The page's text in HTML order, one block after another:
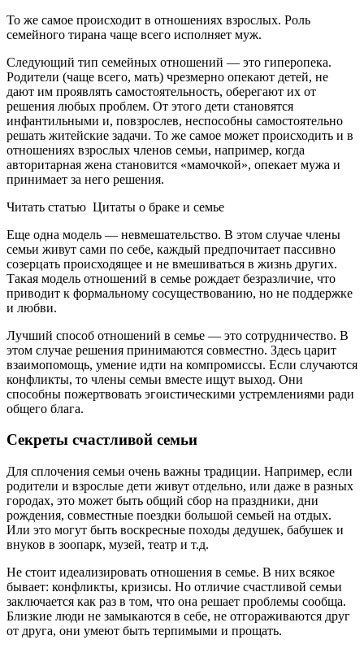
То же самое происходит в отношениях взрослых. Роль
семейного тирана чаще всего исполняет муж.
Следующий тип семейных отношений — это гиперопека.
Родители (чаще всего, мать) чрезмерно опекают детей, не
дают им проявлять самостоятельность, оберегают их от
решения любых проблем. От этого дети становятся
инфантильными и, повзрослев, неспособны самостоятельно
решать житейские задачи. То же самое может происходить и в
отношениях взрослых членов семьи, например, когда
авторитарная жена становится «мамочкой», опекает мужа и
принимает за него решения.
Читать статью Цитаты о браке и семье
Еще одна модель — невмешательство. В этом случае члены
семьи живут сами по себе, каждый предпочитает пассивно
созерцать происходящее и не вмешиваться в жизнь других.
Такая модель отношений в семье рождает безразличие, что
приводит к формальному сосуществованию, но не поддержке
и любви.
Лучший способ отношений в семье — это сотрудничество. В
этом случае решения принимаются совместно. Здесь царит
взаимопомощь, умение идти на компромиссы. Если случаются
конфликты, то члены семьи вместе ищут выход. Они
способны пожертвовать эгоистическими устремлениями ради
общего блага.
Секреты счастливой семьи
Для сплочения семьи очень важны традиции. Например, если
родители и взрослые дети живут отдельно, или даже в разных
городах, это может быть общий сбор на праздники, дни
рождения, совместные поездки большой семьей на отдых.
Или это могут быть воскресные походы дедушек, бабушек и
внуков в зоопарк, музей, театр и т.д.
Не стоит идеализировать отношения в семье. В них всякое
бывает: конфликты, кризисы. Но отличие счастливой семьи
заключается как раз в том, что она решает проблемы сообща.
Близкие люди не замыкаются в себе, не отгораживаются друг
от друга, они умеют быть терпимыми и прощать.